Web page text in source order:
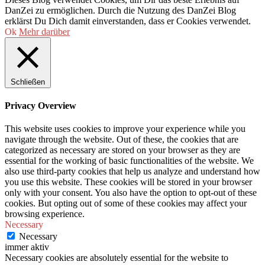
DanZei zu ermöglichen. Durch die Nutzung des DanZei Blog
erklärst Du Dich damit einverstanden, dass er Cookies verwendet.
Ok Mehr darüber
Schließen
Privacy Overview
This website uses cookies to improve your experience while you
navigate through the website. Out of these, the cookies that are
categorized as necessary are stored on your browser as they are
essential for the working of basic functionalities of the website. We
also use third-party cookies that help us analyze and understand how
you use this website. These cookies will be stored in your browser
only with your consent. You also have the option to opt-out of these
cookies. But opting out of some of these cookies may affect your
browsing experience.
Necessary
Necessary
immer aktiv
Necessary cookies are absolutely essential for the website to